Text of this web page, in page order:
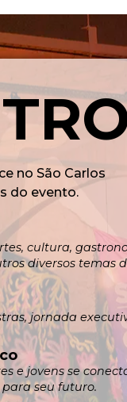
no São Carlos
do evento.
cultura,
diversos temas
jornada
e jovens se
seu futuro.